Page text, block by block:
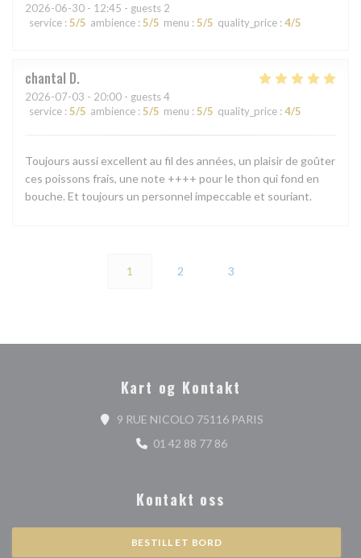
2026-06-30 - 12:45 - guests 2
service : 5/5 ambience : 5/5 menu : 5/5 quality_price : 4/5
chantal D
2026-07-03 - 20:00 - guests 4
service : 5/5 ambience : 5/5 menu : 5/5 quality_price : 4/5
Toujours aussi excellent au fil des années, un plaisir de goûter
ces poissons frais, une note ++++ pour le thon qui fond en
bouche. Et toujours un personnel impeccable et souriant.
1 2 3
Kart og Kontakt
9 RUE NICOLO 75116 PARIS((åpner i et nytt
01 42 88 77 86
Kontakt oss
BESTILL ET BORD